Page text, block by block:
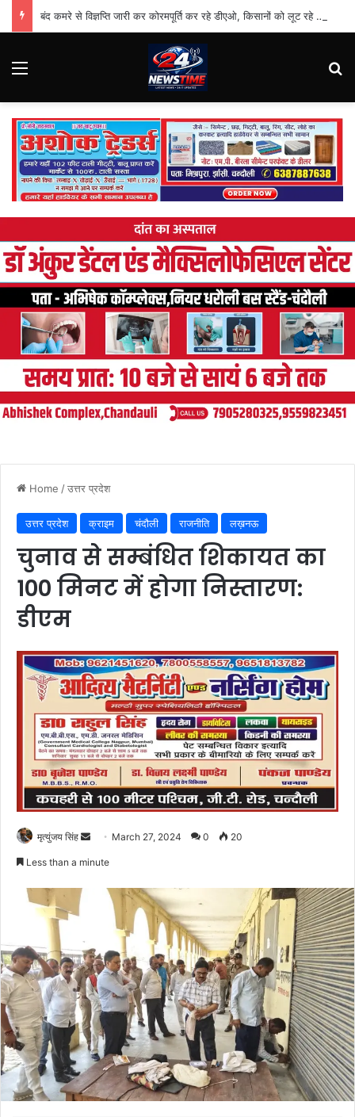
बंद कमरे से विज्ञप्ति जारी कर कोरमपूर्ति कर रहे डीएओ, किसानों को लूट रहे निजी दुकानदार
Menu
Home /उत्तर प्रदेश
उत्तर प्रदेश क्राइम चंदौली राजनीति लख़नऊ
चुनाव से सम्बंधित शिकायत का
100 मिनट में होगा निस्तारण:
डीएम
मृत्युंजय सिंह
Send March 27, 2024 0 20
Less than a minute